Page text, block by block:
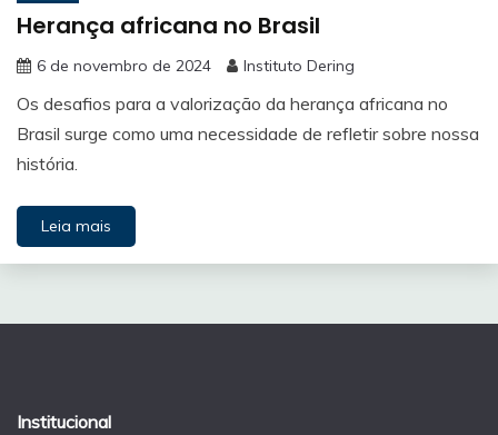
Herança africana no Brasil
6 de novembro de 2024 Instituto Dering
Os desafios para a valorização da herança africana no
Brasil surge como uma necessidade de refletir sobre nossa
história.
Leia mais
Institucional